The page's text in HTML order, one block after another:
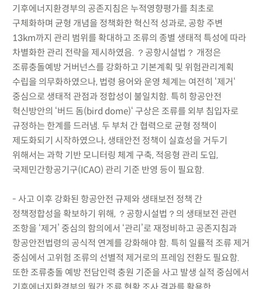
기후에너지환경부의 공존지침은 누적영향평가를 최초로
구체화하며 균형 개념을 정책화한 혁신적 성과로, 공항 주변
13km까지 관리 범위를 확대하고 조류의 종별 생태적 특성에 따라
차별화한 관리 전략을 제시하였음. ？공항시설법？ 개정은
조류충돌예방 거버넌스를 강화하고 기본계획 및 위험관리계획
수립을 의무화하였으나, 법령 용어와 운영 체계는 여전히 ‘제거‘
중심으로 생태적 관점과 정합성이 불일치함. 특히 항공안전
혁신방안의 ‘버드 돔(bird dome)‘ 구상은 조류를 외부 침입자로
규정하는 한계를 드러냄. 두 부처 간 협력으로 균형 정책이
제도화되기 시작하였으나, 생태안전 정책이 실효성을 거두기
위해서는 과학 기반 모니터링 체계 구축, 적응형 관리 도입,
국제민간항공기구(ICAO) 관리 기준 반영 등이 필요함.
- 사고 이후 강화된 항공안전 규제와 생태보전 정책 간
정책정합성을 확보하기 위해, ？공항시설법？의 생태보전 관련
조항을 ‘제거’ 중심의 함의에서 ‘관리’로 재정비하고 공존지침과
항공안전법령의 공식적 연계를 강화해야 함. 특히 일률적 조류 제거
중심에서 고위험 조류의 선별적 제거로의 프레임 전환도 필요함.
또한 조류충돌 예방 전담인력 충원 기준을 사고 발생 실적 중심에서
기후에너지환경부의 월간 조류 현황 조사 결과를 활용한